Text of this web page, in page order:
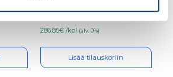
286.85€ /kpl (alv. 0%)
Lisää tilauskoriin